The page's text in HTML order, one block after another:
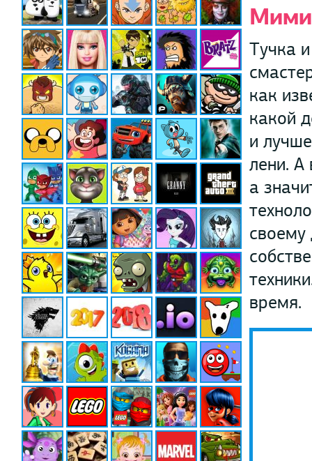
Тучка
как
какой
и
лени. А
а
своему
время.